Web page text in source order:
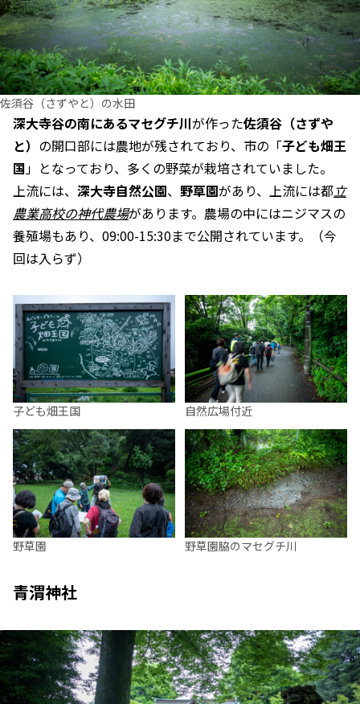
佐須谷（さずやと）の水田
深大寺谷の南にあるマセグチ川が作った佐須谷（さずや
と） の開口部には農地が残されており、市の「子ども畑王
国 」となっており、多くの野菜が栽培されていました。
上流には、 深大寺自然公園、 野草園があり、上流には都立
農業高校の神代農場があります。農場の中にはニジマスの
養殖場もあり、09:00-15:30まで公開されています。（今
回は入らず）
子ども畑王国 自然広場付近
野草園 野草園脇のマセグチ川
青渭神社